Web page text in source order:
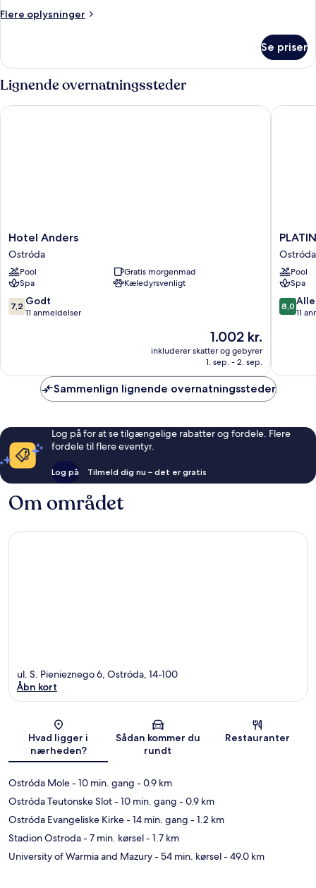
Flere oplysninger
Flere
dobbeltværelse
-
eget
badeværelse
Se priser
Lignende overnatningssteder
Hotel
Anders
Ostróda
Hotel Anders
Ostróda
Pool
Gratis morgenmad
Spa
Kæledyrsvenligt
7.2
ud
anmeldelser
7,2 Godt
11 anmeldelser
Prisen
1.002 kr.
1.002 kr.
inkluderer skatter og gebyrer
1. sep. - 2. sep.
Hotel Anders
Ostróda
Ostróda
Pool
Spa
8.0
ud
8,0
11
Sammenlign lignende overnatningssteder
Log på for at se tilgængelige rabatter og fordele. Flere
fordele til flere eventyr.
Log på Tilmeld dig nu – det er gratis
Om området
Kort
ul. S. Pienieznego 6, Ostróda, 14-100
Åbn kort
Hvad ligger i
nærheden?
Sådan kommer du
rundt
Restauranter
Ostróda Mole- 10 min. gang - 0.9 km
Ostróda Teutonske Slot- 10 min. gang - 0.9 km
Ostróda Evangeliske Kirke- 14 min. gang - 1.2 km
Stadion Ostroda- 7 min. kørsel- 1.7 km
University of Warmia and Mazury- 54 min. kørsel- 49.0 km